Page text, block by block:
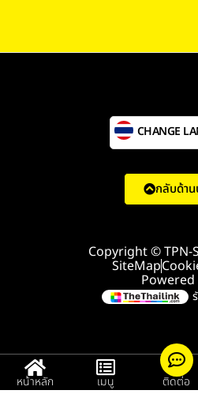
Copyright © TPN-
SiteMap
Powered
CHANGE
กลับด้า
หน้าหลัก เมนู ติดต่อ